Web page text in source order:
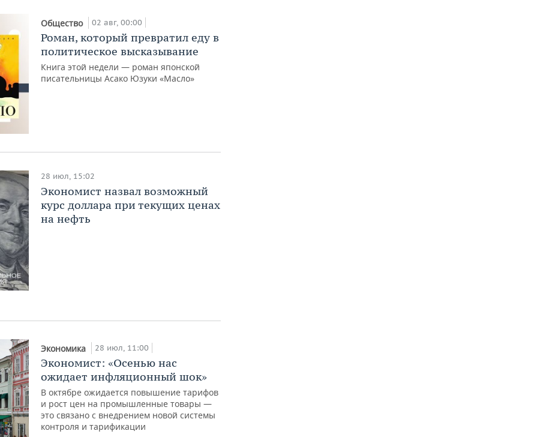
Общество 02 авг, 00:00
Роман, который превратил еду в
политическое высказывание
Книга этой недели — роман японской
писательницы Асако Юзуки «Масло»
28 июл, 15:02
Экономист назвал возможный
курс доллара при текущих ценах
на нефть
Экономика 28 июл, 11:00
Экономист: «Осенью нас
ожидает инфляционный шок»
В октябре ожидается повышение тарифов
и рост цен на промышленные товары —
это связано с внедрением новой системы
контроля и тарификации